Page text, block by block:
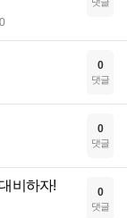
0
댓글
0
댓글
비하자! 0
댓글